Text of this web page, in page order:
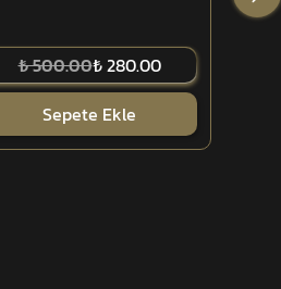
₺ 500.00₺ 280.00
Sepete Ekle